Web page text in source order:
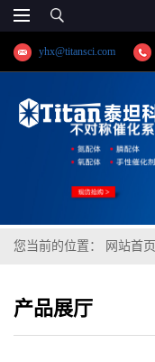
yhx@titansci.com
您当前的位置： 网站首页
产品展厅